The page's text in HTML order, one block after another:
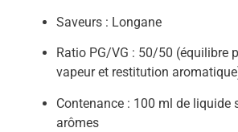
Saveurs : Longane
Ratio PG/VG : 50/50 (équilibre
vapeur et restitution
Contenance : 100 ml de liquide
arômes